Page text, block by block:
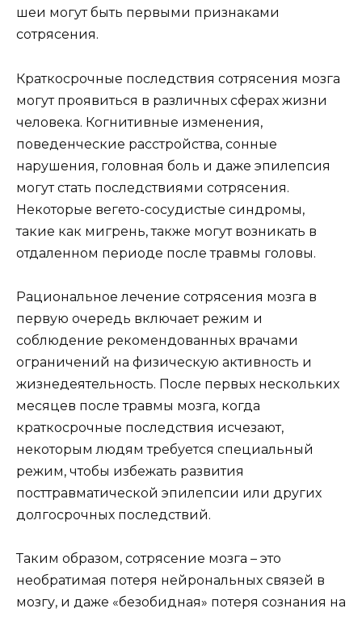
шеи могут быть первыми признаками
сотрясения.
Краткосрочные последствия сотрясения мозга
могут проявиться в различных сферах жизни
человека. Когнитивные изменения,
поведенческие расстройства, сонные
нарушения, головная боль и даже эпилепсия
могут стать последствиями сотрясения.
Некоторые вегето-сосудистые синдромы,
такие как мигрень, также могут возникать в
отдаленном периоде после травмы головы.
Рациональное лечение сотрясения мозга в
первую очередь включает режим и
соблюдение рекомендованных врачами
ограничений на физическую активность и
жизнедеятельность. После первых нескольких
месяцев после травмы мозга, когда
краткосрочные последствия исчезают,
некоторым людям требуется специальный
режим, чтобы избежать развития
посттравматической эпилепсии или других
долгосрочных последствий.
Таким образом, сотрясение мозга – это
необратимая потеря нейрональных связей в
мозгу, и даже «безобидная» потеря сознания на